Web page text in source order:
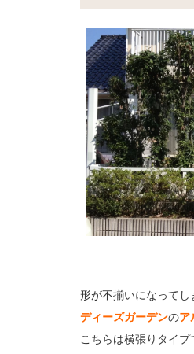
形が不揃いになってし
ディーズガーデンのア
こちらは横張りタイプ